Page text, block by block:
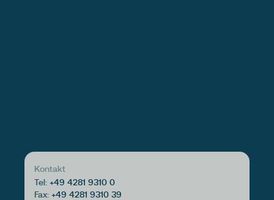
Kontakt
Tel: +49 4281 9310 0
Fax: +49 4281 9310 39